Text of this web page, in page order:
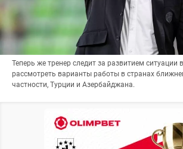
Теперь же тренер следит за развитием
рассмотреть варианты работы в странах
частности, Турции и Азербайджана.